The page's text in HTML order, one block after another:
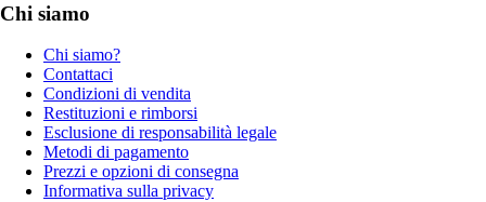
Chi siamo
Chi siamo?
Contattaci
Condizioni di vendita
Restituzioni e rimborsi
Esclusione di responsabilità legale
Metodi di pagamento
Prezzi e opzioni di consegna
Informativa sulla privacy